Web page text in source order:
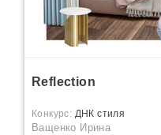
Reflection
Конкурс: ДНК стиля
Ващенко Ирина